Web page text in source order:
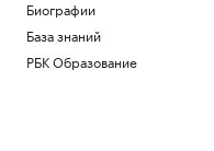
Биографии
База знаний
РБК Образование